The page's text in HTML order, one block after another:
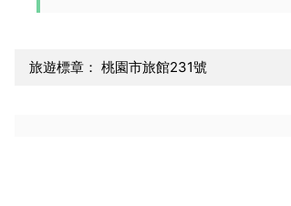
旅遊標章： 桃園市旅館231號